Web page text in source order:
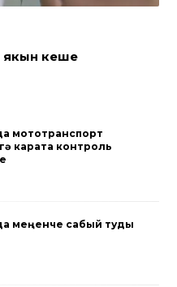
якын кеше
мототранспорт
карата контроль
меңенче сабый туды